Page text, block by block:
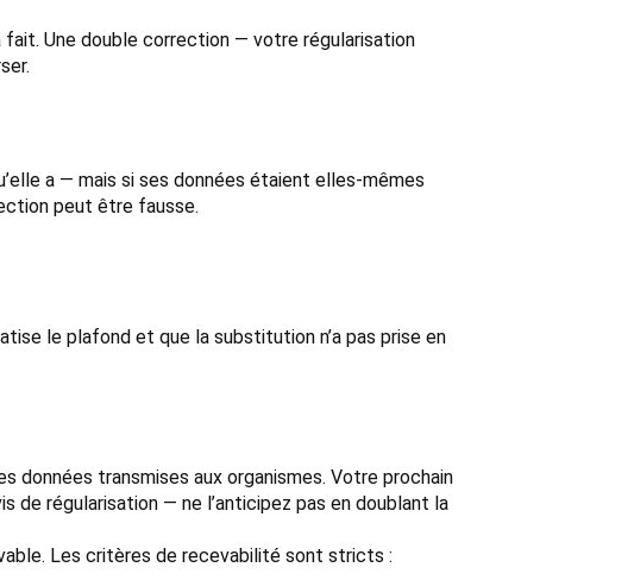
Une double correction — votre régularisation
a — mais si ses données étaient elles-mêmes
peut être fausse.
le plafond et que la substitution n’a pas prise en
transmises aux organismes. Votre prochain
de régularisation — ne l’anticipez pas en doublant la
Les critères de recevabilité sont stricts :